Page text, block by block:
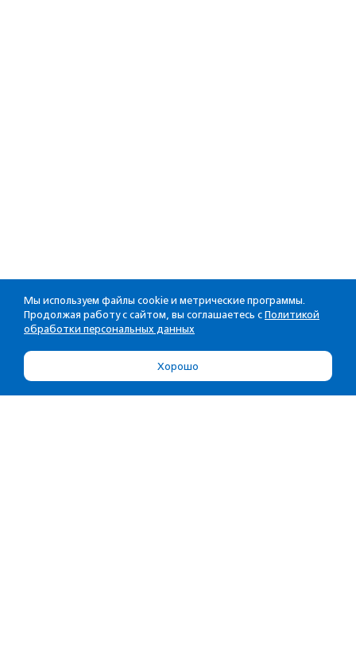
Мы используем файлы cookie и метрические программы.
Продолжая работу с сайтом, вы соглашаетесь с Политикой
обработки персональных данных
Хорошо